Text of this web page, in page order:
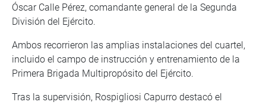
Óscar Calle Pérez, comandante general de la Segunda
División del Ejército.
Ambos recorrieron las amplias instalaciones del cuartel,
incluido el campo de instrucción y entrenamiento de la
Primera Brigada Multipropósito del Ejército.
Tras la supervisión, Rospigliosi Capurro destacó el